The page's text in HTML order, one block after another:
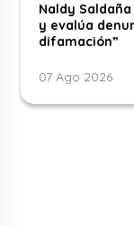
Naldy
y evalúa
difamación”
07 Ago 2026